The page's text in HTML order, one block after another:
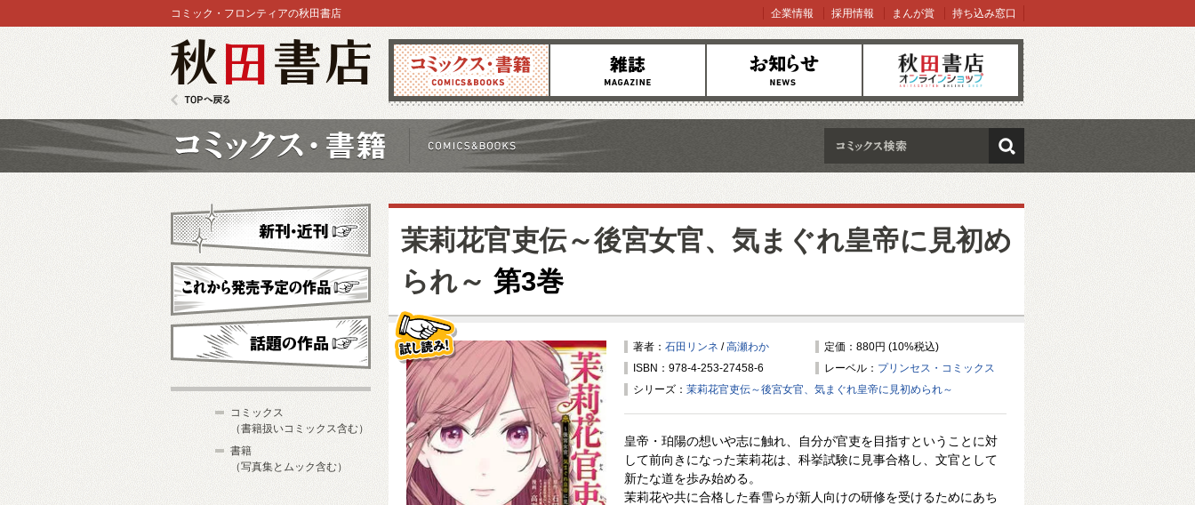
コミックス 雑誌 お知らせ オンラインショップ
コミック・フロンティアの秋田書店 企業情報 採用情報 まんが賞 持ち込み窓口
検索
茉莉花官吏伝～後宮女官、気まぐれ皇帝に見初め
られ～ 第3巻
著者： 石田リンネ /高瀬わか
定価：880円 (10%税込)
ISBN：978-4-253-27458-6
レーベル： プリンセス・コミックス
シリーズ： 茉莉花官吏伝～後宮女官、気まぐれ皇帝に見初められ～
皇帝・珀陽の想いや志に触れ、自分が官吏を目指すということに対
して前向きになった茉莉花は、科挙試験に見事合格し、文官として
新たな道を歩み始める。
茉莉花や共に合格した春雪らが新人向けの研修を受けるためにあち
試し読み！
新刊・近刊
これから発売予定
コミックス
（書籍扱いコミックス含む）
書籍
（写真集とムック含む）